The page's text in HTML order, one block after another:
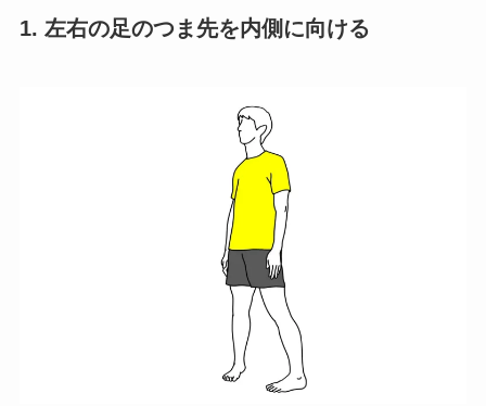
1. 左右の足のつま先を内側に向ける